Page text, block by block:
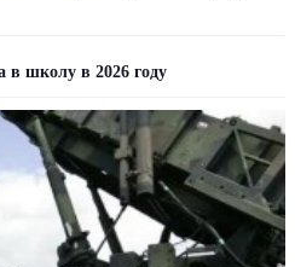
в школу в 2026 году